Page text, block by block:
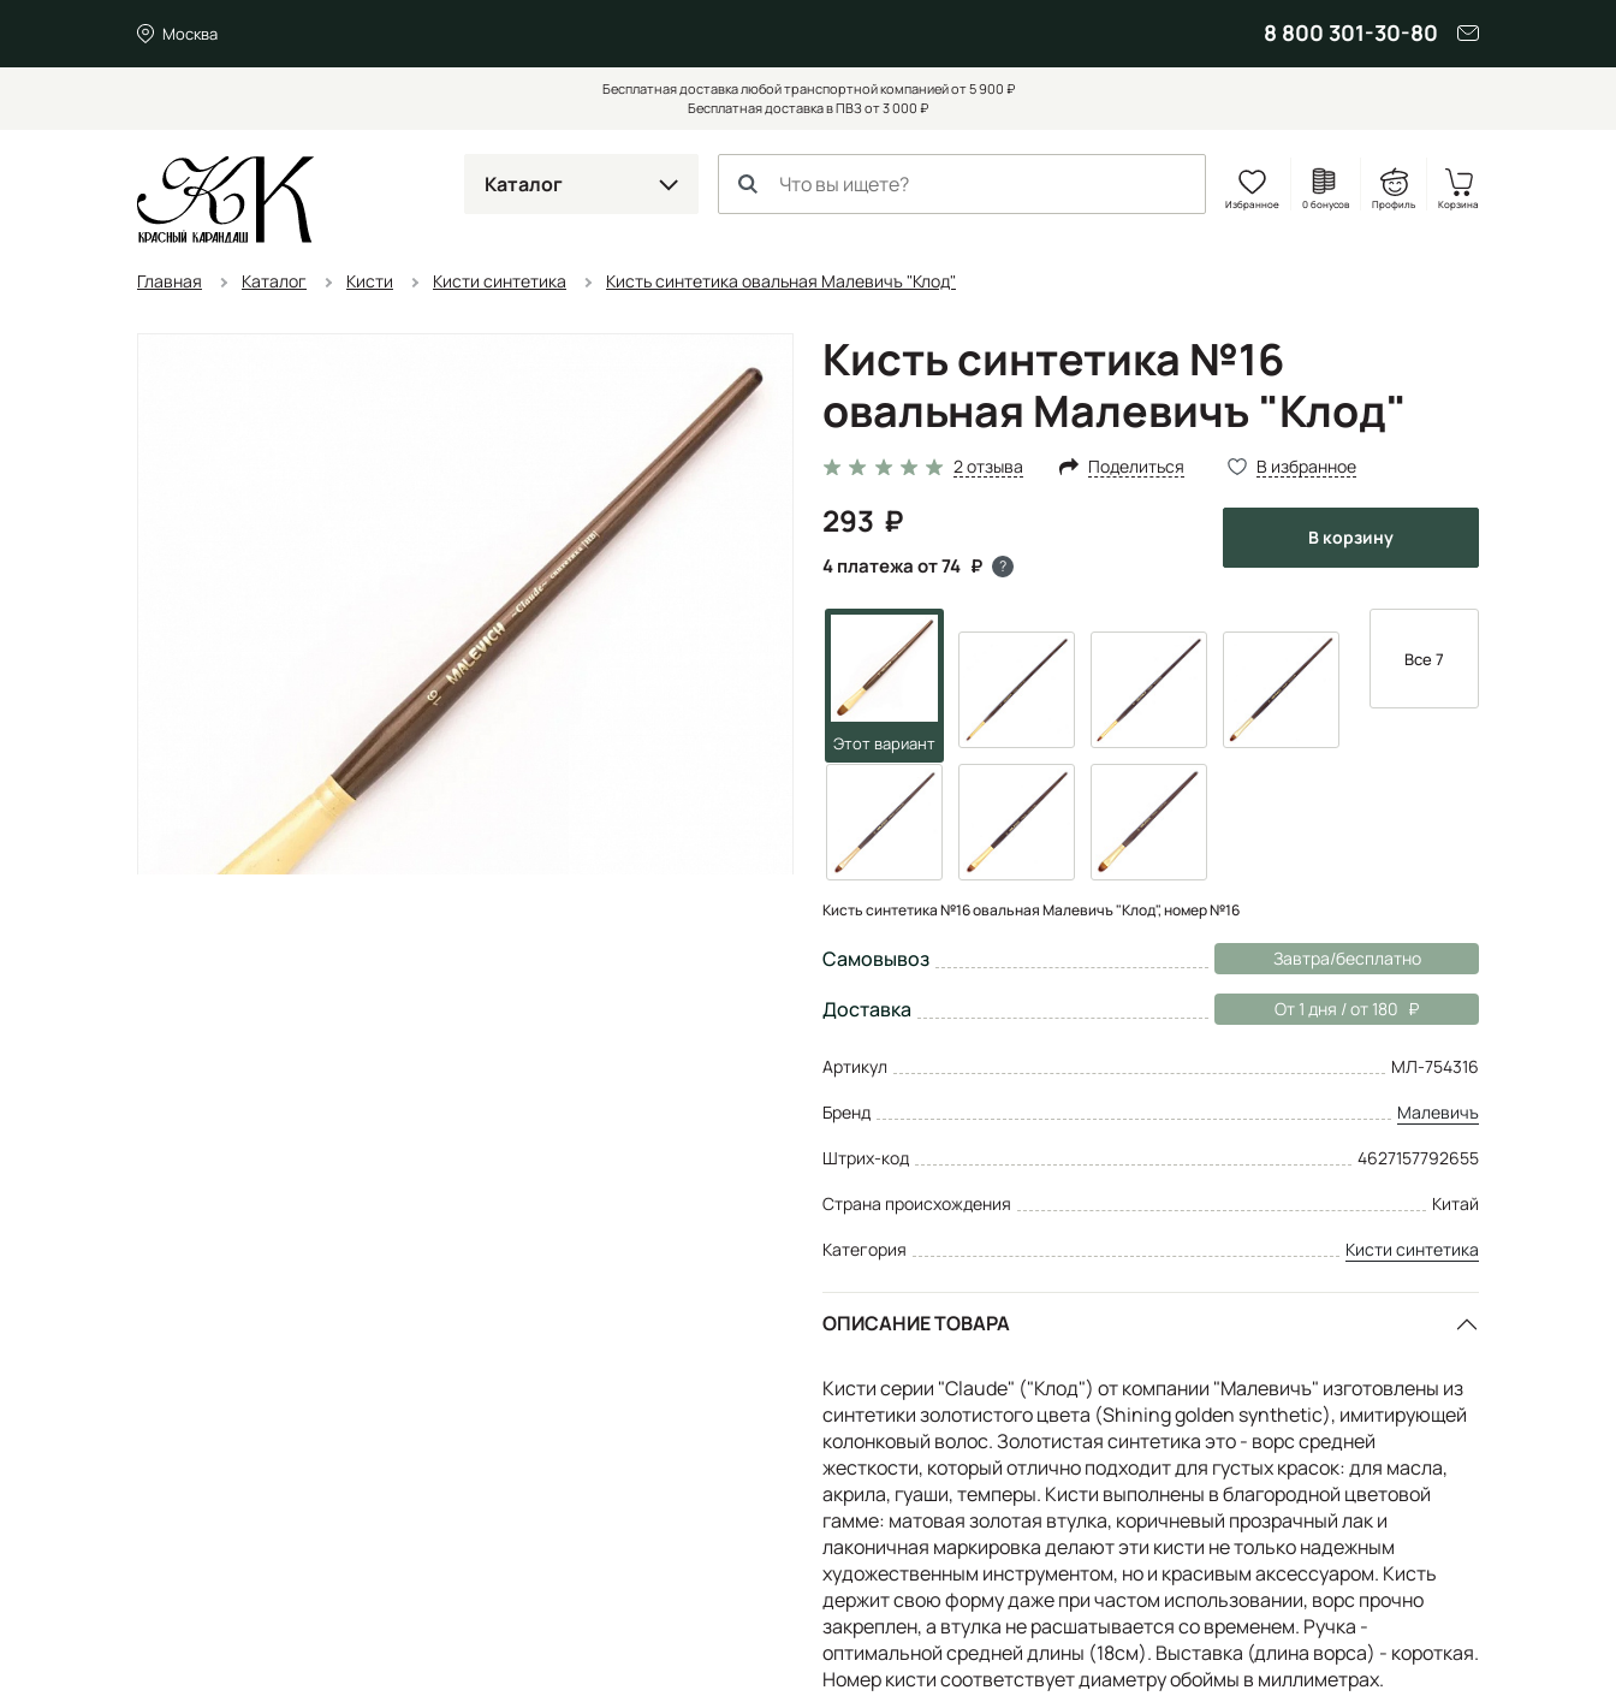
Москва 8 800 301-30-80
Бесплатная доставка любой транспортной компанией от 5 900 ₽
Бесплатная доставка в ПВЗ от 3 000 ₽
Каталог
Избранное 0 бонусов Профиль Корзина
Главная Каталог Кисти Кисти синтетика Кисть синтетика овальная Малевичъ "Клод"
Кисть синтетика №16
овальная Малевичъ "Клод"
2 отзыва Поделиться В избранное
293
4 платежа от 74 ?
в корзину
Все 7
Кисть синтетика №16 овальная Малевичъ "Клод", номер №16
Самовывоз Завтра/бесплатно
Доставка От 1 дня / от 180
Артикул
МЛ-754316
Бренд
Малевичъ
Штрих-код
4627157792655
Страна происхождения
Китай
Категория
Кисти синтетика
ОПИСАНИЕ ТОВАРА
Кисти серии "Claude" ("Клод") от компании "Малевичъ" изготовлены из
синтетики золотистого цвета (Shining golden synthetic), имитирующей
колонковый волос. Золотистая синтетика это - ворс средней
жесткости, который отлично подходит для густых красок: для масла,
акрила, гуаши, темперы. Кисти выполнены в благородной цветовой
гамме: матовая золотая втулка, коричневый прозрачный лак и
лаконичная маркировка делают эти кисти не только надежным
художественным инструментом, но и красивым аксессуаром. Кисть
держит свою форму даже при частом использовании, ворс прочно
закреплен, а втулка не расшатывается со временем. Ручка -
оптимальной средней длины (18см). Выставка (длина ворса) - короткая.
Номер кисти соответствует диаметру обоймы в миллиметрах.